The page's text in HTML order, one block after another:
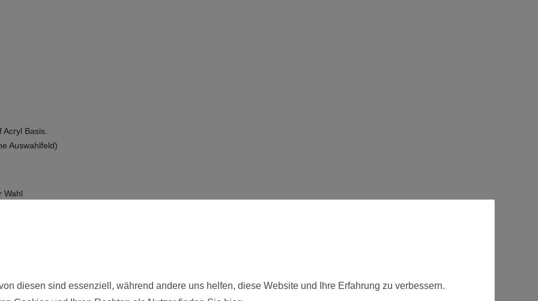
Basis.
Auswahlfeld)
Wahl
Ab 12 freigegeben
diesen sind essenziell, während andere uns helfen, diese Website und Ihre Erfahrung zu verbessern.